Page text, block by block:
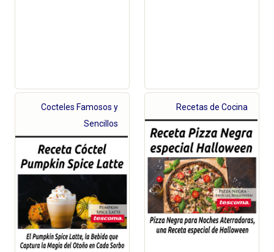
Cocteles Famosos y
Sencillos
Recetas de Cocina